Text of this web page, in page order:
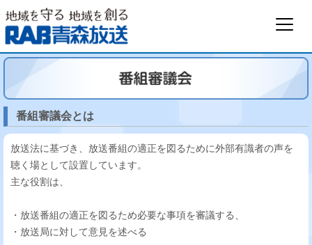
番組審議会とは
放送法に基づき、放送番組の適正を図るために外部有識者の声を
聴く場として設置しています。
主な役割は、
・放送番組の適正を図るため必要な事項を審議する、
・放送局に対して意見を述べる